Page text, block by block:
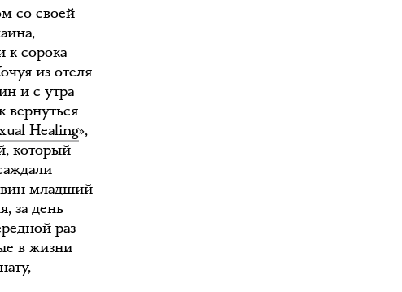
со своей
к сорока
из отеля
и с утра
вернуться
Healing»,
который
младший
за день
раз
в жизни